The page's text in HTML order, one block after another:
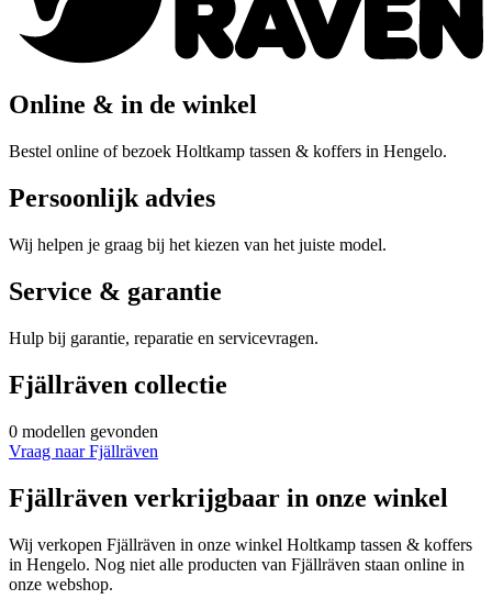
Online & in de winkel
Bestel online of bezoek Holtkamp tassen & koffers in Hengelo.
Persoonlijk advies
Wij helpen je graag bij het kiezen van het juiste model.
Service & garantie
Hulp bij garantie, reparatie en servicevragen.
Fjällräven collectie
0 modellen gevonden
Vraag naar Fjällräven
Fjällräven verkrijgbaar in onze winkel
Wij verkopen Fjällräven in onze winkel Holtkamp tassen & koffers
in Hengelo. Nog niet alle producten van Fjällräven staan online in
onze webshop.